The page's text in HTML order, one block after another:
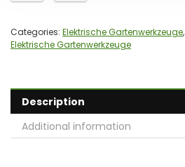
Categories: Elektrische Gartenwerkzeuge,
Elektrische Gartenwerkzeuge
Description
Additional information